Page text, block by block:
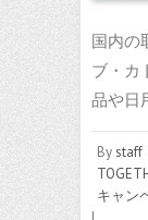
国内の
ブ・カ
品や日
Bystaff
キャン